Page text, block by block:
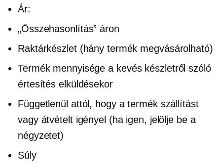
Ár:
„Összehasonlítás” áron
Raktárkészlet (hány termék megvásárolható)
Termék mennyisége a kevés készletről szóló
értesítés elküldésekor
Függetlenül attól, hogy a termék szállítást
vagy átvételt igényel (ha igen, jelölje be a
négyzetet)
Súly